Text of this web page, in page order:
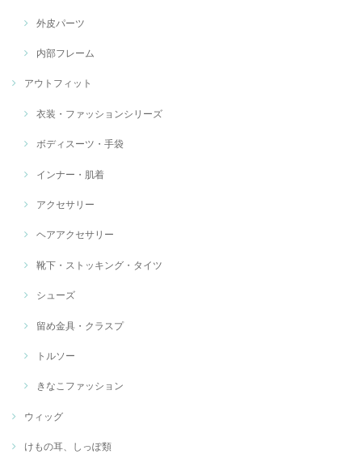
外皮パーツ
内部フレーム
アウトフィット
衣装・ファッションシリーズ
ボディスーツ・手袋
インナー・肌着
アクセサリー
ヘアアクセサリー
靴下・ストッキング・タイツ
シューズ
留め金具・クラスプ
トルソー
きなこファッション
ウィッグ
けもの耳、しっぽ類